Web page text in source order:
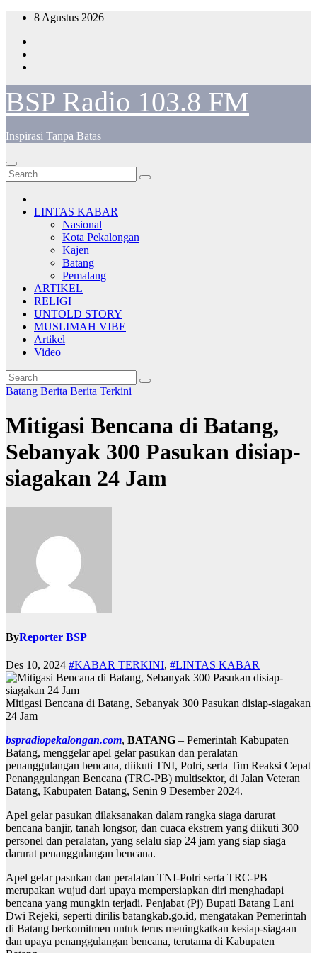
Skip
content
8 Agustus 2026
BSP Radio 103.8 FM
Inspirasi Tanpa Batas
LINTAS KABAR
Nasional
Kota Pekalongan
Kajen
Batang
Pemalang
ARTIKEL
RELIGI
UNTOLD STORY
MUSLIMAH VIBE
Artikel
Video
Batang Berita Berita Terkini
Mitigasi Bencana di Batang,
Sebanyak 300 Pasukan disiap-
siagakan 24 Jam
ByReporter BSP
Des 10, 2024 #KABAR TERKINI, #LINTAS KABAR
Mitigasi Bencana di Batang, Sebanyak 300 Pasukan disiap-siagakan
24 Jam
bspradiopekalongan.com, BATANG – Pemerintah Kabupaten
Batang, menggelar apel gelar pasukan dan peralatan
penanggulangan bencana, diikuti TNI, Polri, serta Tim Reaksi Cepat
Penanggulangan Bencana (TRC-PB) multisektor, di Jalan Veteran
Batang, Kabupaten Batang, Senin 9 Desember 2024.
Apel gelar pasukan dilaksanakan dalam rangka siaga darurat
bencana banjir, tanah longsor, dan cuaca ekstrem yang diikuti 300
personel dan peralatan, yang selalu siap 24 jam yang siap siaga
darurat penanggulangan bencana.
Apel gelar pasukan dan peralatan TNI-Polri serta TRC-PB
merupakan wujud dari upaya mempersiapkan diri menghadapi
bencana yang mungkin terjadi. Penjabat (Pj) Bupati Batang Lani
Dwi Rejeki, seperti dirilis batangkab.go.id, mengatakan Pemerintah
di Batang berkomitmen untuk terus meningkatkan kesiap-siagaan
dan upaya penanggulangan bencana, terutama di Kabupaten